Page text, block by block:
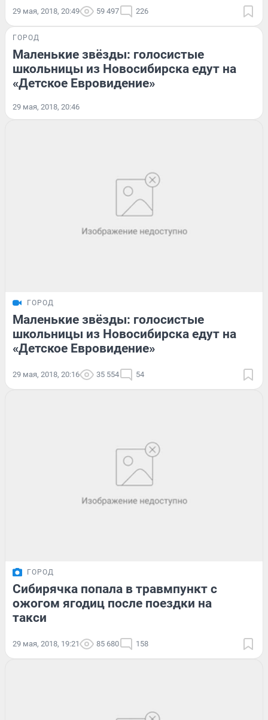
29 мая, 2018, 20:49 59 497 226
ГОРОД
Маленькие звёзды: голосистые
школьницы из Новосибирска едут на
«Детское Евровидение»
29 мая, 2018, 20:46
ГОРОД
Маленькие звёзды: голосистые
школьницы из Новосибирска едут на
«Детское Евровидение»
29 мая, 2018, 20:16 35 554 54
ГОРОД
Сибирячка попала в травмпункт с
ожогом ягодиц после поездки на
такси
29 мая, 2018, 19:21 85 680 158